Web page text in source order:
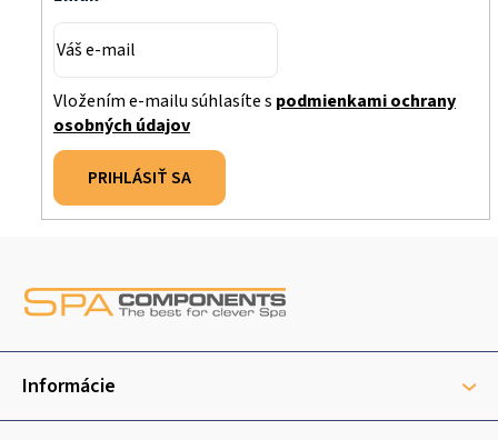
Vložením e-mailu súhlasíte s podmienkami ochrany
osobných údajov
PRIHLÁSIŤ SA
ä
i
Informácie